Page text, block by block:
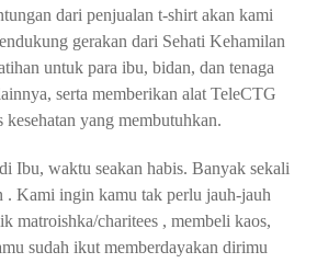
dari penjualan t-shirt akan kami
gerakan dari Sehati Kehamilan
untuk para ibu, bidan, dan tenaga
serta memberikan alat TeleCTG
yang membutuhkan.
Ibu, waktu seakan habis. Banyak sekali
. Kami ingin kamu tak perlu jauh-jauh
matroishka/charitees , membeli kaos,
sudah ikut memberdayakan dirimu